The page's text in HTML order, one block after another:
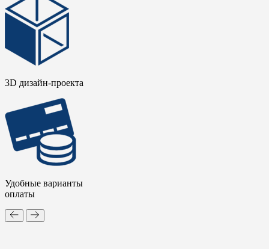
3D дизайн-проекта
Удобные варианты
оплаты